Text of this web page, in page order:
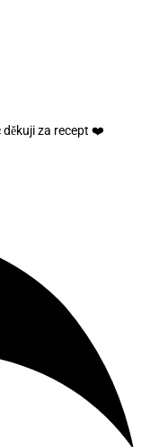
děkuji za recept ❤️